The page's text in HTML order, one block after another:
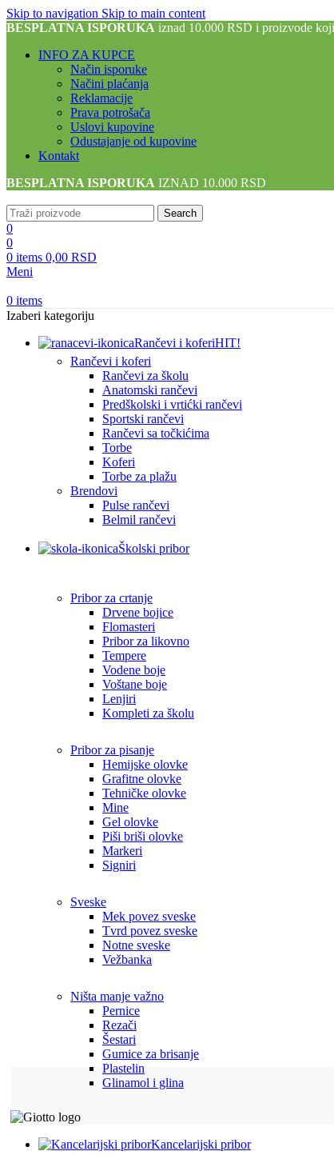
Skip to navigation Skip to main content
BESPLATNA ISPORUKA iznad 10.000 RSD i proizvode
INFO ZA KUPCE
Način isporuke
Načini plaćanja
Reklamacije
Prava potrošača
Uslovi kupovine
Odustajanje od kupovine
Kontakt
BESPLATNA ISPORUKA IZNAD 10.000 RSD
Search
0
0
0 items 0,00 RSD
Meni
0 items
Izaberi kategoriju
Rančevi i koferiHIT!
Rančevi i koferi
Rančevi za školu
Anatomski rančevi
Predškolski i vrtićki rančevi
Sportski rančevi
Rančevi sa točkićima
Torbe
Koferi
Torbe za plažu
Brendovi
Pulse rančevi
Belmil rančevi
Školski pribor
Pribor za crtanje
Drvene bojice
Flomasteri
Pribor za likovno
Tempere
Vodene boje
Voštane boje
Lenjiri
Kompleti za školu
Pribor za pisanje
Hemijske olovke
Grafitne olovke
Tehničke olovke
Mine
Gel olovke
Piši briši olovke
Markeri
Signiri
Sveske
Mek povez sveske
Tvrd povez sveske
Notne sveske
Vežbanka
Ništa manje važno
Pernice
Rezači
Šestari
Gumice za brisanje
Plastelin
Glinamol i glina
Kancelarijski pribor